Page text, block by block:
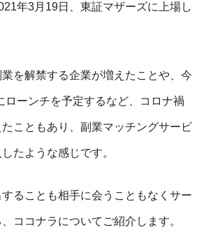
年3月19日、東証マザーズに上場し
を解禁する企業が増えたことや、今
ローンチを予定するなど、コロナ禍
こともあり、副業マッチングサービ
たような感じです。
ることも相手に会うこともなくサー
ココナラについてご紹介します。